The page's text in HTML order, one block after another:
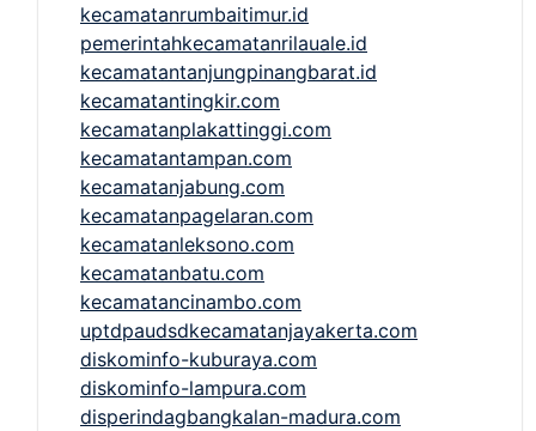
kecamatanrumbaitimur.id
pemerintahkecamatanrilauale.id
kecamatantanjungpinangbarat.id
kecamatantingkir.com
kecamatanplakattinggi.com
kecamatantampan.com
kecamatanjabung.com
kecamatanpagelaran.com
kecamatanleksono.com
kecamatanbatu.com
kecamatancinambo.com
uptdpaudsdkecamatanjayakerta.com
diskominfo-kuburaya.com
diskominfo-lampura.com
disperindagbangkalan-madura.com